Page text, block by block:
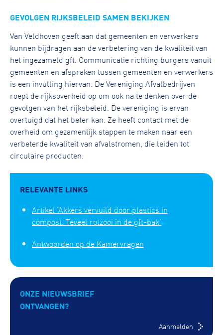
GEVOLGEN RIJKSBELEID SAMEN BEKIJKEN
Van Veldhoven geeft aan dat gemeenten en verwerkers
kunnen bijdragen aan de verbetering van de kwaliteit van
het ingezameld gft. Communicatie richting burgers vanuit
gemeenten en afspraken tussen gemeenten en verwerkers
is een invulling hiervan. De Vereniging Afvalbedrijven
roept de rijksoverheid op om ook na te denken over de
gevolgen van het rijksbeleid. De vereniging is ervan
overtuigd dat het beter kan. Ze heeft contact met de
overheid om gezamenlijk stappen te maken naar een
verbeterde kwaliteit van afvalstromen, die leiden tot
circulaire producten.
RELEVANTE LINKS
Artikel ‘Akkers vervuild door plastics in
compost. Teveel rotzooi in de gft-bak’
Antwoorden op de Kamervragen
ONZE NIEUWSBRIEF
ONTVANGEN?
Aanmelden